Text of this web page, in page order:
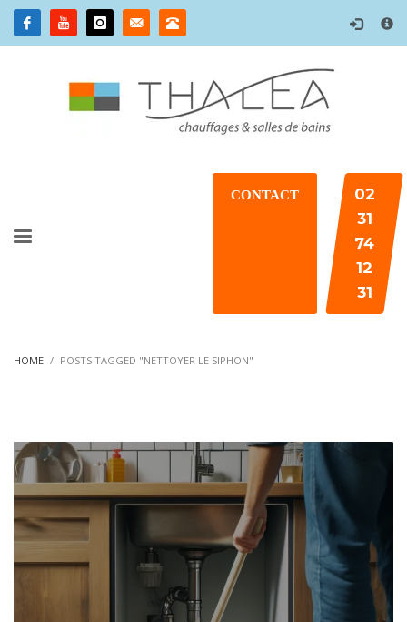
×
CONTACT
02
31
74
12
31
HOME POSTS TAGGED "NETTOYER LE SIPHON"